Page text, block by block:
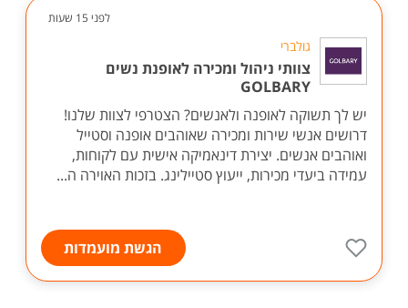
לפני 15 שעות
גולברי
צוותי ניהול ומכירה לאופנת נשים
GOLBARY
יש לך תשוקה לאופנה ולאנשים? הצטרפי לצוות שלנו!
דרושים אנשי שירות ומכירה שאוהבים אופנה וסטייל
ואוהבים אנשים. יצירת דינאמיקה אישית עם לקוחות,
עמידה ביעדי מכירות, ייעוץ סטיילינג. בזכות האוירה ה...
הגשת מועמדות